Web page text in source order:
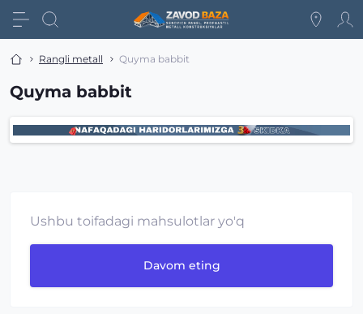
Rangli metall Quyma babbit
Quyma babbit
Ushbu toifadagi mahsulotlar yo'q
Davom eting